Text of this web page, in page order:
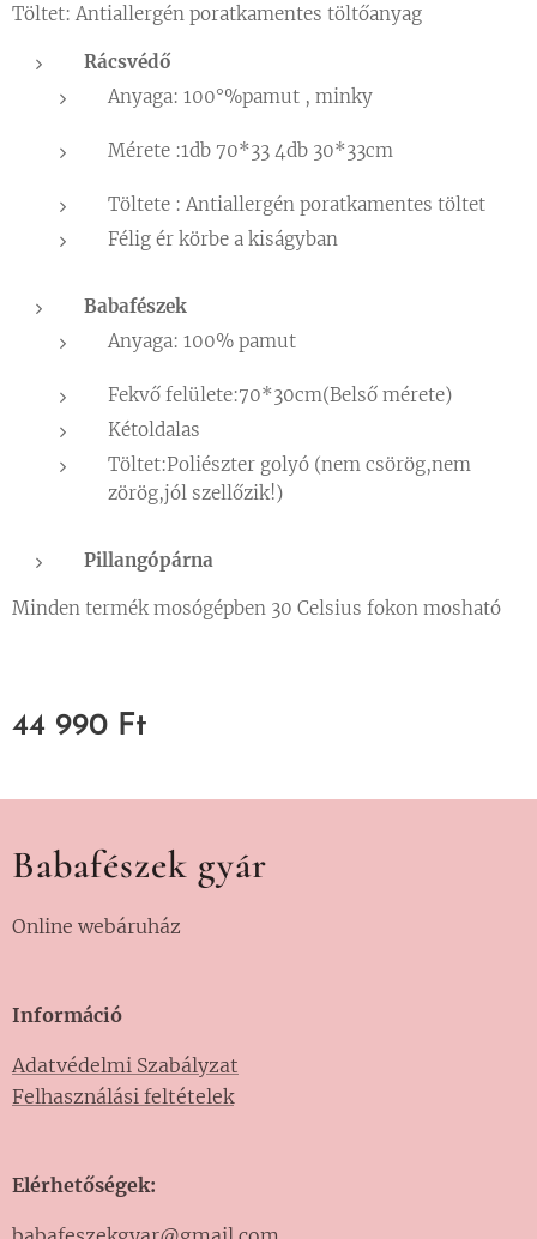
Töltet: Antiallergén poratkamentes töltőanyag
Rácsvédő
Anyaga: 100°%pamut , minky
Mérete :1db 70*33 4db 30*33cm
Töltete : Antiallergén poratkamentes töltet
Félig ér körbe a kiságyban
Babafészek
Anyaga: 100% pamut
Fekvő felülete:70*30cm(Belső mérete)
Kétoldalas
Töltet:Poliészter golyó (nem csörög,nem
zörög,jól szellőzik!)
Pillangópárna
Minden termék mosógépben 30 Celsius fokon mosható
44 990 Ft
Babafészek gyár
Online webáruház
Információ
Adatvédelmi Szabályzat
Felhasználási feltételek
Elérhetőségek: